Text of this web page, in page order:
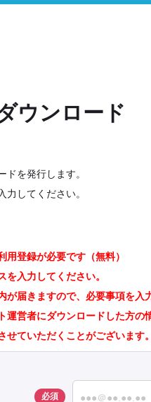
ウンロード
ドを発行します。
力してください。
用登録が必要です（無料）
を入力してください。
が届きますので、必要事項を入
運営者にダウンロードした方
せていただくことがございます。
必須